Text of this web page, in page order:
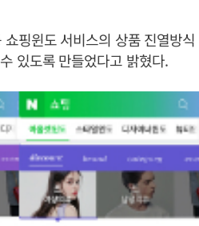
핑윈도 서비스의 상품 진열방식
있도록 만들었다고 밝혔다.